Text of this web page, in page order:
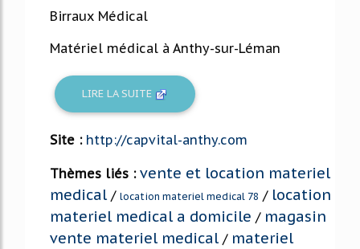
Birraux Médical
Matériel médical à Anthy-sur-Léman
LIRE LA SUITE
Site : http://capvital-anthy.com
Thèmes liés : vente et location materiel
medical / location materiel medical 78 / location
materiel medical a domicile / magasin
vente materiel medical / materiel